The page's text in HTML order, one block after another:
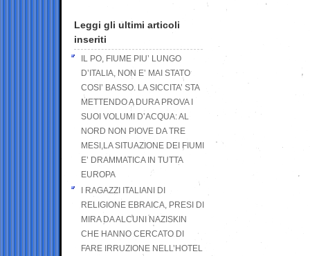
Leggi gli ultimi articoli
inseriti
IL PO, FIUME PIU’ LUNGO
D’ITALIA, NON E’ MAI STATO
COSI’ BASSO. LA SICCITA’ STA
METTENDO A DURA PROVA I
SUOI VOLUMI D’ACQUA: AL
NORD NON PIOVE DA TRE
MESI,LA SITUAZIONE DEI FIUMI
E’ DRAMMATICA IN TUTTA
EUROPA
I RAGAZZI ITALIANI DI
RELIGIONE EBRAICA, PRESI DI
MIRA DA ALCUNI NAZISKIN
CHE HANNO CERCATO DI
FARE IRRUZIONE NELL’HOTEL